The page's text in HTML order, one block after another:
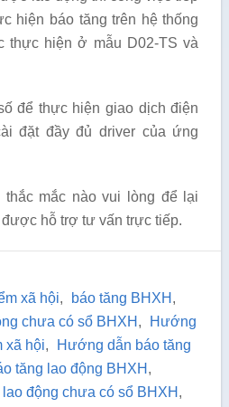
hiện báo tăng trên hệ thống
thực hiện ở mẫu D02-TS và
để thực hiện giao dịch điện
đặt đầy đủ driver của ứng
thắc mắc nào vui lòng để lại
hỗ trợ tư vấn trực tiếp.
xã hội, báo tăng BHXH ,
chưa có sổ BHXH ,
Hướng
xã hội,
Hướng dẫn báo tăng
tăng lao động BHXH ,
động chưa có sổ BHXH ,